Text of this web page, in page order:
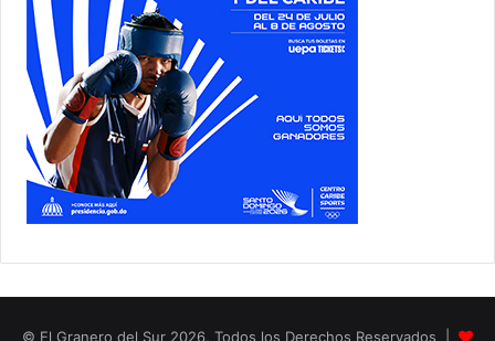
© El Granero del Sur 2026, Todos los Derechos Reservados |